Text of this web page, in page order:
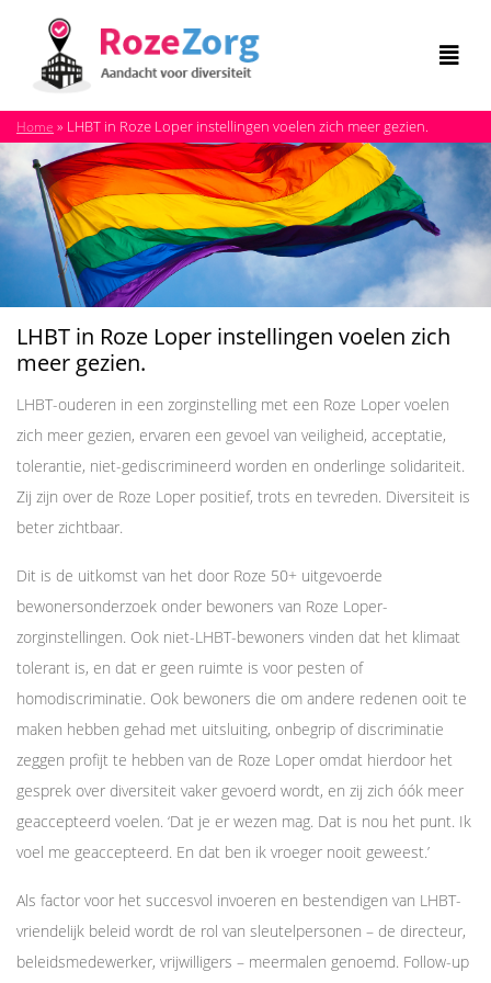
Home » LHBT in Roze Loper instellingen voelen zich meer gezien.
LHBT in Roze Loper instellingen voelen zich
meer gezien.
LHBT-ouderen in een zorginstelling met een Roze Loper voelen
zich meer gezien, ervaren een gevoel van veiligheid, acceptatie,
tolerantie, niet-gediscrimineerd worden en onderlinge solidariteit.
Zij zijn over de Roze Loper positief, trots en tevreden. Diversiteit is
beter zichtbaar.
Dit is de uitkomst van het door Roze 50+ uitgevoerde
bewonersonderzoek onder bewoners van Roze Loper-
zorginstellingen. Ook niet-LHBT-bewoners vinden dat het klimaat
tolerant is, en dat er geen ruimte is voor pesten of
homodiscriminatie. Ook bewoners die om andere redenen ooit te
maken hebben gehad met uitsluiting, onbegrip of discriminatie
zeggen profijt te hebben van de Roze Loper omdat hierdoor het
gesprek over diversiteit vaker gevoerd wordt, en zij zich óók meer
geaccepteerd voelen. ‘Dat je er wezen mag. Dat is nou het punt. Ik
voel me geaccepteerd. En dat ben ik vroeger nooit geweest.’
Als factor voor het succesvol invoeren en bestendigen van LHBT-
vriendelijk beleid wordt de rol van sleutelpersonen – de directeur,
beleidsmedewerker, vrijwilligers – meermalen genoemd. Follow-up